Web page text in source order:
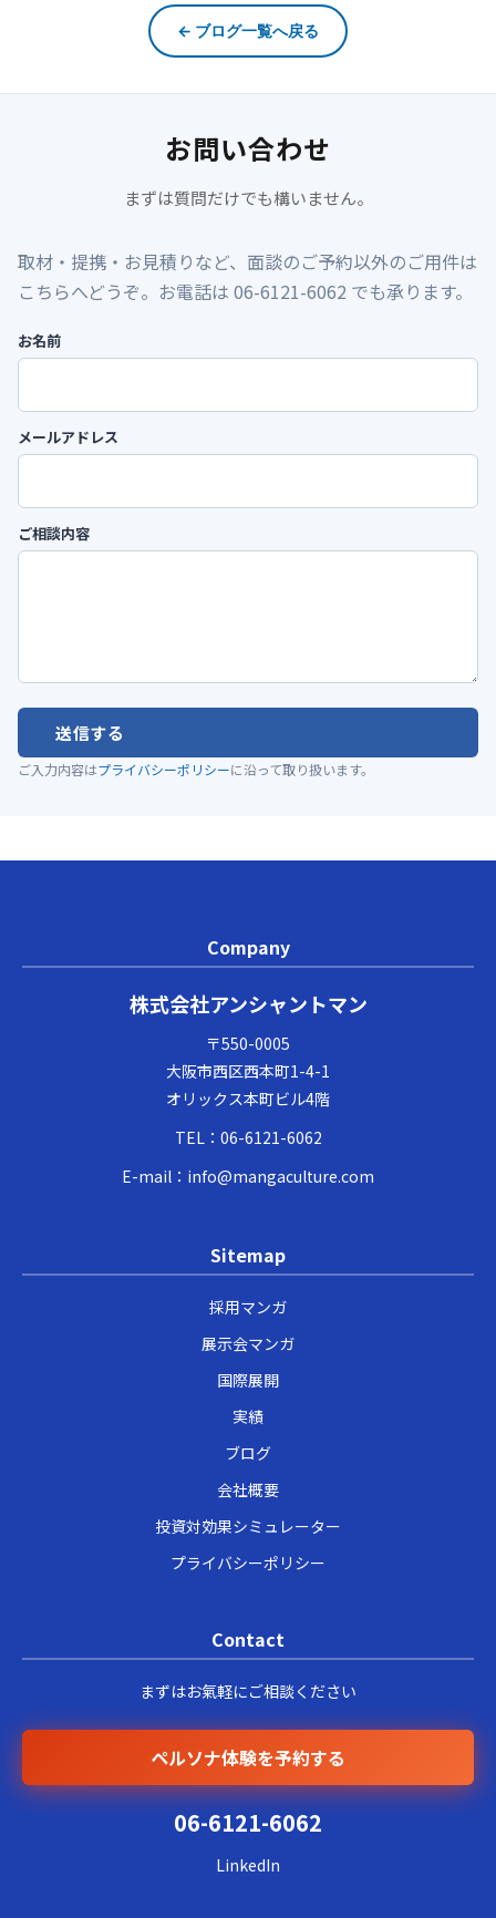
← ブログ一覧へ戻る
お問い合わせ
まずは質問だけでも構いません。
取材・提携・お見積りなど、面談のご予約以外のご用件は
こちらへどうぞ。お電話は 06-6121-6062 でも承ります。
お名前
メールアドレス
ご相談内容
送信する
ご入力内容はプライバシーポリシーに沿って取り扱います。
Company
株式会社アンシャントマン
〒550-0005
大阪市西区西本町1-4-1
オリックス本町ビル4階
TEL： 06-6121-6062
E-mail： info@mangaculture.com
Sitemap
採用マンガ
展示会マンガ
国際展開
実績
ブログ
会社概要
投資対効果シミュレーター
プライバシーポリシー
Contact
まずはお氣軽にご相談ください
ペルソナ体験を予約する
06-6121-6062
LinkedIn